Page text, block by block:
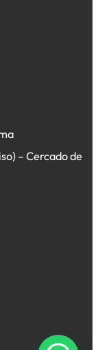
– Cercado de